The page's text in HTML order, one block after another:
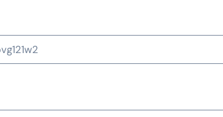
自己破産の真実
食べたらどうなるの？①【30秒でわかる効果ま
億円あります 返済か、自己破産かひろゆきさん